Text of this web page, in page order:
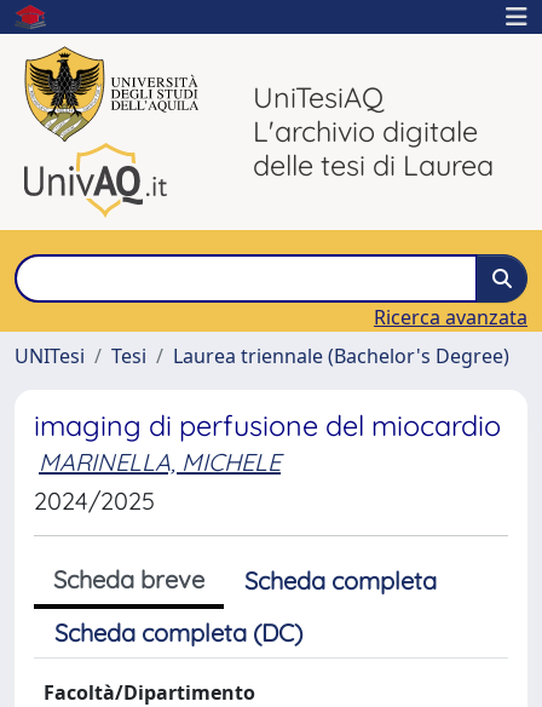
UniTesiAQ
L'archivio digitale
delle tesi di Laurea
Ricerca avanzata
UNITesi
Tesi Laurea triennale (Bachelor's Degree)
imaging di perfusione del miocardio
MARINELLA, MICHELE
2024/2025
Scheda breve
Scheda completa
Scheda completa (DC)
Facoltà/Dipartimento